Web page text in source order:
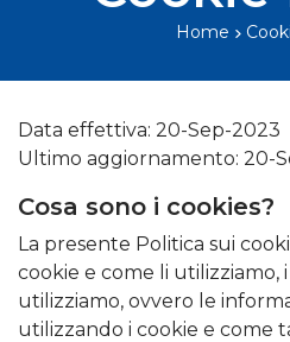
Home
Data effettiva: 20-Sep-2023
Ultimo aggiornamento: 20-
Cosa sono i cookies?
La presente Politica sui
cookie e come li utilizziamo,
utilizziamo, ovvero le
utilizzando i cookie e come